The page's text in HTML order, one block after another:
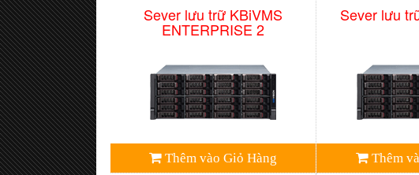
Sever lưu trữ KBiVMS
ENTERPRISE 2
Thêm vào Giỏ Hàng
Sever lưu
Thêm